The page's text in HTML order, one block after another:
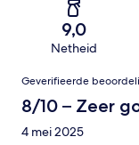
9,0
Netheid
Geverifieerde
8/10 – Zeer
4 mei 2025